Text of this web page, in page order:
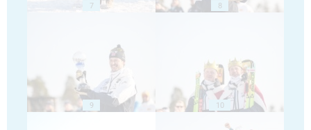
7 8
9 10